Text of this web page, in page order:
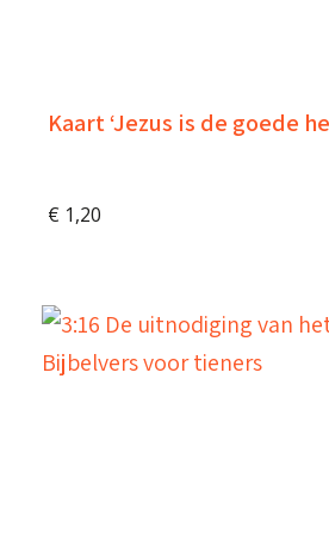
Kaart ‘Jezus is de goede
€ 1,20